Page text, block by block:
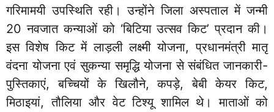
गरिमामयी उपस्थिति रही। उन्होंने जिला अस्पताल में जन्मी
20 नवजात कन्याओं को ‘बिटिया उत्सव किट’ प्रदान की।
इस विशेष किट में लाड़ली लक्ष्मी योजना, प्रधानमंत्री मातृ
वंदना योजना एवं सुकन्या समृद्धि योजना से संबंधित जानकारी-
पुस्तिकाएं, बच्चियों के खिलौने, कपड़े, बेबी केयर किट,
मिठाइयां, तौलिया और वेट टिश्यू शामिल थे। माताओं को